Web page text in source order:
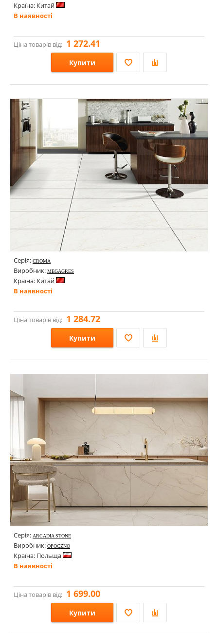
Країна: Китай
В наявності
Ціна товарів від: 1 272.41
Купити
Розміри: 1200х600х8;
Стилі: Під камінь;
Кольори:
Серія: CROMA
Виробник: MEGAGRES
Країна: Китай
В наявності
Ціна товарів від: 1 284.72
Купити
Розміри: 1200х600х8;
Стилі: Під камінь;
Серія: ARCADIA STONE
Виробник: OPOCZNO
Країна: Польща
В наявності
Ціна товарів від: 1 699.00
Купити